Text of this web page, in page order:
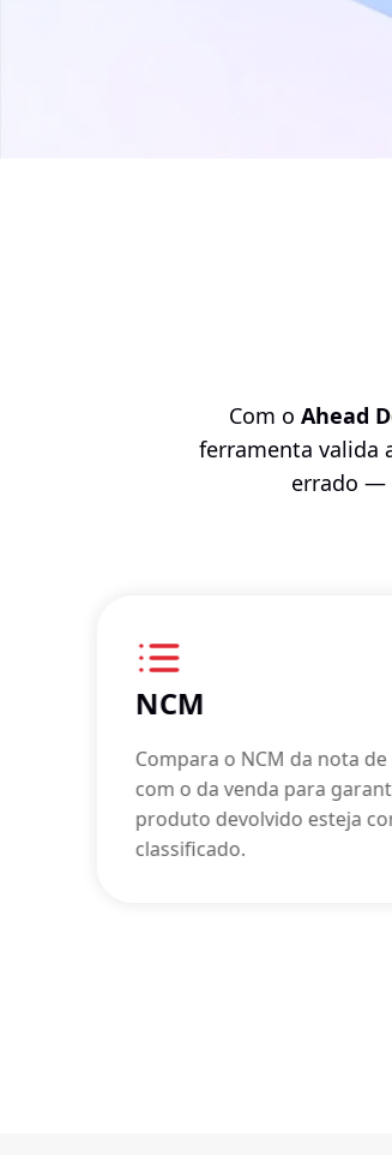
Com o Ahead
ferramenta valida
errado —
NCM
Compara o NCM da nota
com o da venda para
produto devolvido esteja
classificado.